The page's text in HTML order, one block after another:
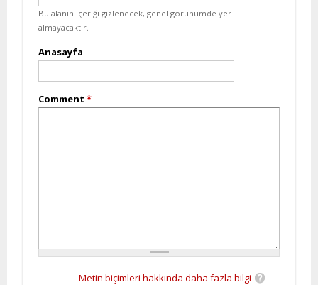
Bu alanın içeriği gizlenecek, genel görünümde yer
almayacaktır.
Anasayfa
Comment *
Metin biçimleri hakkında daha fazla bilgi